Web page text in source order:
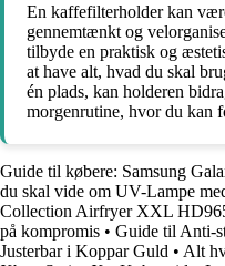
En kaffefilterholder kan
gennemtænkt og
tilbyde en praktisk og
at have alt, hvad du skal
én plads, kan holderen
morgenrutine, hvor du kan
Guide til købere: Samsung
du skal vide om UV-Lampe
Collection Airfryer XXL
på kompromis • Guide til Anti-
Justerbar i Koppar Guld • Alt